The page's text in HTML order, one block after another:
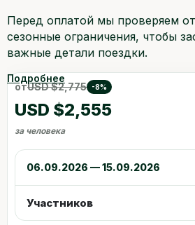
Перед оплатой мы проверяем
сезонные ограничения, чтобы
важные детали поездки.
Подробнее
отUSD $2,775 -8%
USD $2,555
за человека
06.09.2026 — 15.09.2026
Участников